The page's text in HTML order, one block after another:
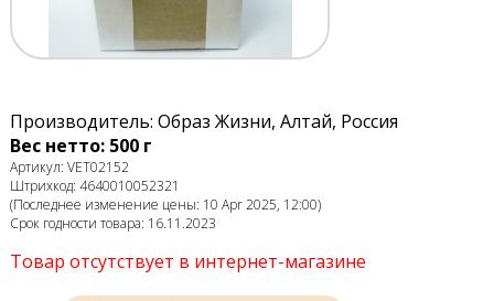
Производитель: Образ Жизни, Алтай, Россия
Вес нетто: 500 г
Артикул: VET02152
Штрихкод: 4640010052321
(Последнее изменение цены: 10 Apr 2025, 12:00)
Срок годности товара: 16.11.2023
Товар отсутствует в интернет-магазине